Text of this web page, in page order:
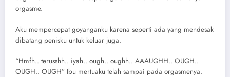
orgasme.
Aku mempercepat goyanganku karena seperti ada yang mendesak
dibatang penisku untuk keluar juga.
“Hmfh.. terusshh.. iyah.. ough.. oughh.. AAAUGHH.. OUGH..
OUGH.. OUGH” Ibu mertuaku telah sampai pada orgasmenya.